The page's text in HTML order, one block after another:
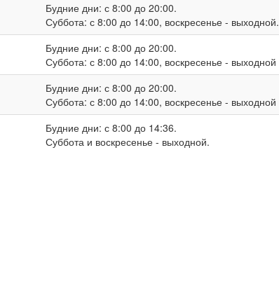
Будние дни: с 8:00 до 20:00.
Суббота: с 8:00 до 14:00, воскресенье - выходной.
Будние дни: с 8:00 до 20:00.
Суббота: с 8:00 до 14:00, воскресенье - выходной
Будние дни: с 8:00 до 20:00.
Суббота: с 8:00 до 14:00, воскресенье - выходной
Будние дни: с 8:00 до 14:36.
Суббота и воскресенье - выходной.